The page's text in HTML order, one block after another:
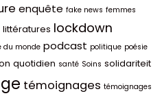
enquête fake news femmes
littératures lockdown
du monde podcast politique poésie
quotidien santé Soins solidariteit
témoignages témoignages